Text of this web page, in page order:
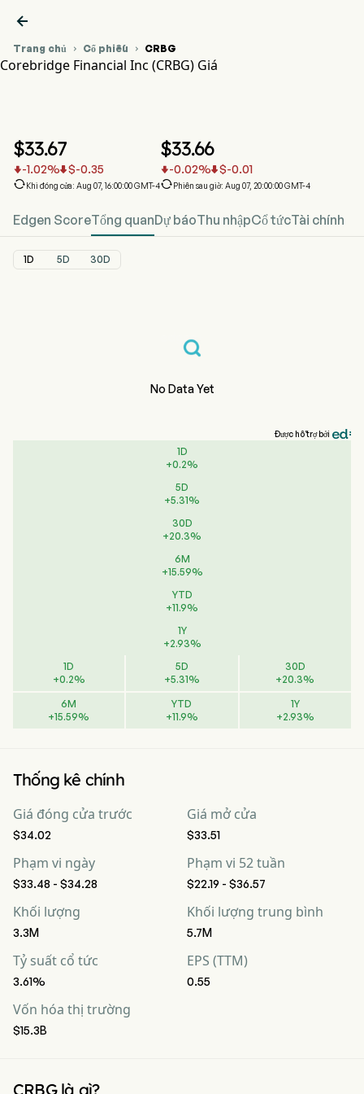

Trang chủ  Cổ phiếu  CRBG
Corebridge Financial Inc (CRBG) Giá
$33.67
-1.02% $-0.35
Khi đóng cửa: Aug 07, 16:00:00 GMT-4
$33.66
-0.02% $-0.01
Phiên sau giờ: Aug 07, 20:00:00 GMT-4
Edgen ScoreTổng quanDự báoThu nhậpCổ tứcTài chính
1D 5D 30D
No Data Yet
Được hỗ trợ bởi
1D
+0.2%
5D
+5.31%
30D
+20.3%
6M
+15.59%
YTD
+11.9%
1Y
+2.93%
1D
+0.2%
5D
+5.31%
30D
+20.3%
6M
+15.59%
YTD
+11.9%
1Y
+2.93%
Thống kê chính
Giá đóng cửa trước
$34.02
Giá mở cửa
$33.51
Phạm vi ngày
$33.48 - $34.28
Phạm vi 52 tuần
$22.19 - $36.57
Khối lượng
3.3M
Khối lượng trung bình
5.7M
Tỷ suất cổ tức
3.61%
EPS (TTM)
0.55
Vốn hóa thị trường
$15.3B
CRBG là gì?